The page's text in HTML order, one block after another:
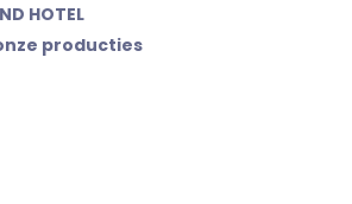
HOTEL
producties